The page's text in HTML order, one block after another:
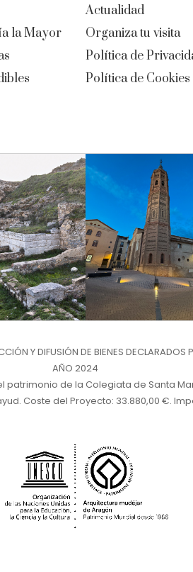
la Mayor
Actualidad
Organiza tu visita
Política de
Política de Cookies
Y DIFUSIÓN DE BIENES DECLARADOS
AÑO 2024
patrimonio de la Colegiata de Santa
Coste del Proyecto: 33.880,00 €.